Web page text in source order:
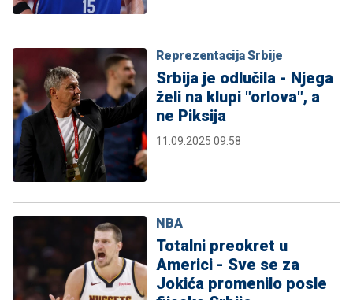
Reprezentacija Srbije
Srbija je odlučila - Njega
želi na klupi "orlova", a
ne Piksija
11.09.2025 09:58
NBA
Totalni preokret u
Americi - Sve se za
Jokića promenilo posle